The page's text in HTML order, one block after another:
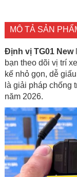
MÔ TẢ SẢN
Định vị TG01 New
bạn theo dõi vị trí
kế nhỏ gọn, dễ
là giải pháp chống
năm 2026.